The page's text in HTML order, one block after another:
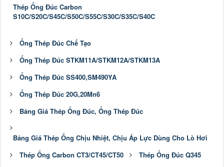
Thép Ống Đúc Carbon
S10C/S20C/S45C/S50C/S55C/S30C/S35C/S40C
Ống Thép Đúc Chế Tạo
Ống Thép Đúc STKM11A/STKM12A/STKM13A
Ống Thép Đúc SS400,SM490YA
Ống Thép Đúc 20G,20Mn6
Bảng Giá Thép Ống Đúc, Ống Thép Đúc
Bảng Giá Thép Ống Chịu Nhiệt, Chịu Áp Lực Dùng Cho Lò Hơi
Thép Ống Carbon CT3/CT45/CT50
Thép Ống Đúc Q345